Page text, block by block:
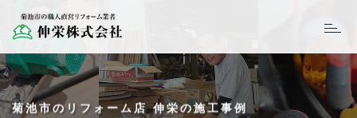
菊池市のリフォーム店 伸栄の施工事例